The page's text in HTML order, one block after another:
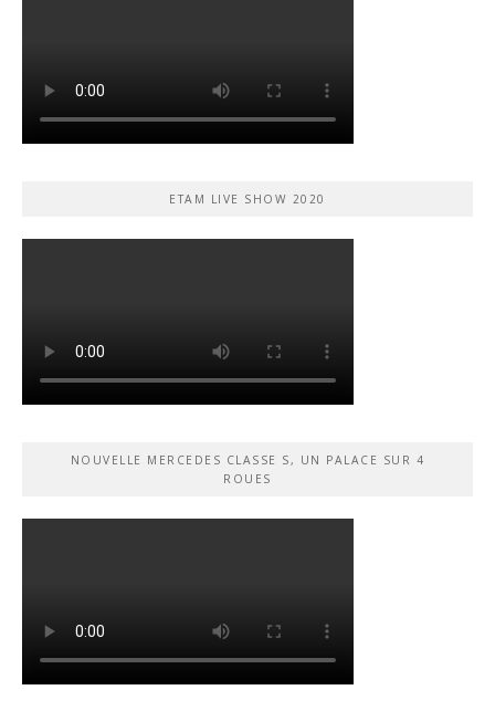
ETAM LIVE SHOW 2020
NOUVELLE MERCEDES CLASSE S, UN PALACE SUR 4
ROUES